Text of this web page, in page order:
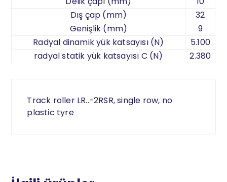
Dış çap (mm)
32
Genişlik (mm)
9
Radyal dinamik yük katsayısı (N)
5.100
radyal statik yük katsayısı C (N)
2.380
Track roller LR..-2RSR, single row, no
plastic tyre